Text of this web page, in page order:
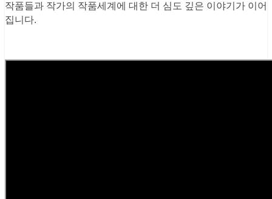
작품들과 작가의 작품세계에 대한 더 심도 깊은 이야기가 이어
집니다.